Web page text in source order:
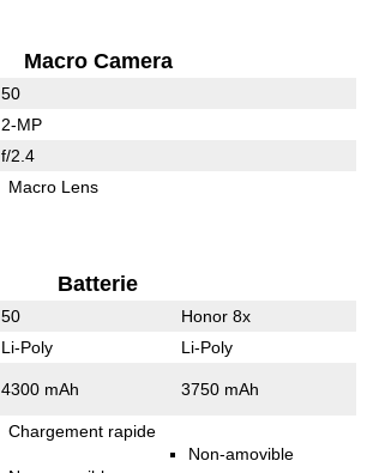
Macro Camera
50
2-MP
f/2.4
Macro Lens
Batterie
50 Honor 8x
Li-Poly Li-Poly
4300 mAh 3750 mAh
Chargement rapide
Non-amovible